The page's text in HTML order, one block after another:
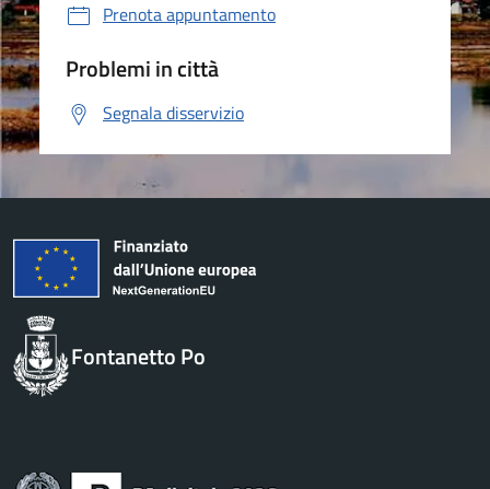
Prenota appuntamento
Problemi in città
Segnala disservizio
Fontanetto Po